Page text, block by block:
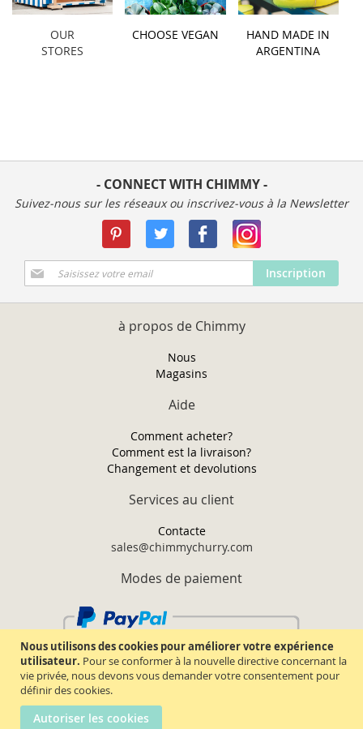
Nous utilisons des cookies pour améliorer votre expérience
utilisateur. Pour se conformer à la nouvelle directive concernant la
vie privée, nous devons vous demander votre consentement pour
définir des cookies.
Autoriser les cookies
OUR
STORES
CHOOSE VEGAN
HAND MADE IN
ARGENTINA
- CONNECT WITH CHIMMY -
Suivez-nous sur les réseaux ou inscrivez-vous à la Newsletter
Inscription
à
notre
Inscription
à propos de Chimmy
Nous
Magasins
Aide
Comment acheter?
Comment est la livraison?
Changement et devolutions
Services au client
Contacte
sales@chimmychurry.com
Modes de paiement
Chimmy Churry TM. Tous droits réservés.